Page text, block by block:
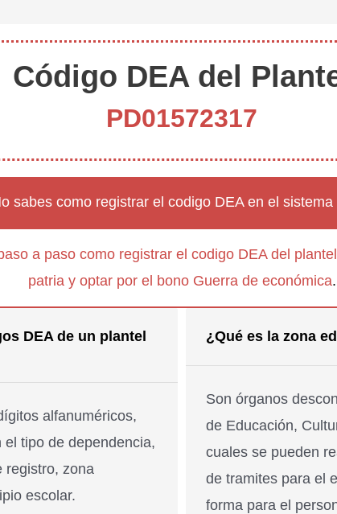
Código DEA del
PD01572317
sabes como registrar el codigo DEA en el sistema
a paso como registrar el codigo DEA del
patria y optar por el bono Guerra de económica.
DEA de un plantel
alfanuméricos,
el tipo de dependencia,
registro, zona
escolar.
¿Qué es la zona
Son órganos
de Educación,
cuales se pueden
de tramites para el
forma para el